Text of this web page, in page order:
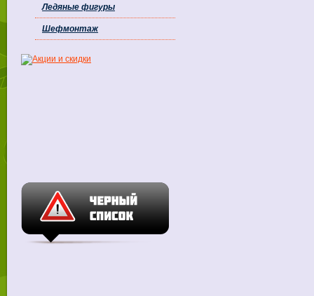
Ледяные фигуры
Шефмонтаж